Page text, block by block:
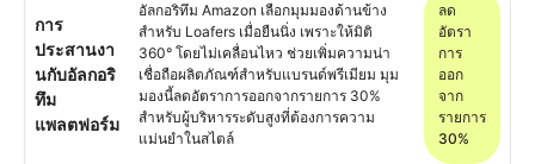
การ
ประสานงา
นกับอัลกอริ
ทึม
แพลตฟอร์ม
อัลกอริทึม Amazon เลือกมุมมองด้านข้าง
สำหรับ Loafers เมื่อยืนนิ่ง เพราะให้มิติ
360° โดยไม่เคลื่อนไหว ช่วยเพิ่มความน่า
เชื่อถือผลิตภัณฑ์สำหรับแบรนด์พรีเมียม มุม
มองนี้ลดอัตราการออกจากรายการ 30%
สำหรับผู้บริหารระดับสูงที่ต้องการความ
แม่นยำในสไตล์
ลด
อัตรา
การ
ออก
จาก
รายการ
30%